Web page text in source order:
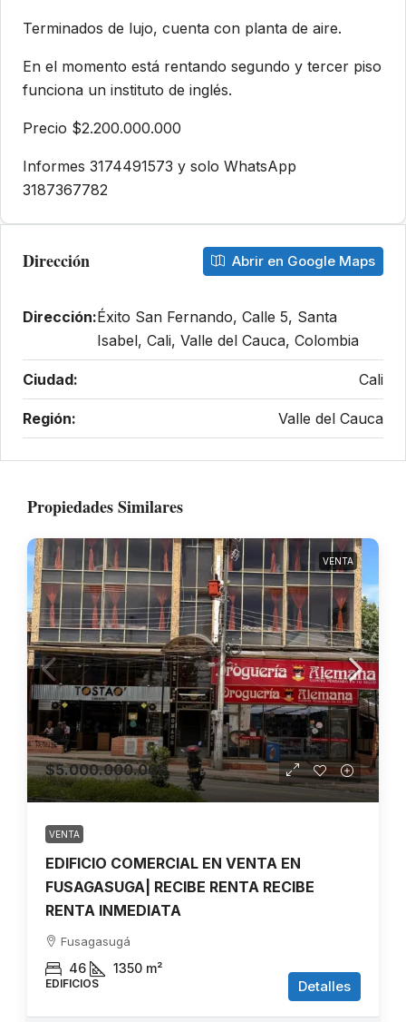
Terminados de lujo, cuenta con planta de aire.
En el momento está rentando segundo y tercer piso
funciona un instituto de inglés.
Precio $2.200.000.000
Informes 3174491573 y solo WhatsApp
3187367782
Dirección Abrir en Google Maps
Dirección:Éxito San Fernando, Calle 5, Santa
Isabel, Cali, Valle del Cauca, Colombia
Ciudad: Cali
Región: Valle del Cauca
Propiedades Similares
VENTA
$5.000.000.000
VENTA
EDIFICIO COMERCIAL EN VENTA EN
FUSAGASUGA| RECIBE RENTA RECIBE
RENTA INMEDIATA
Fusagasugá
46 1350 m²
EDIFICIOS Detalles